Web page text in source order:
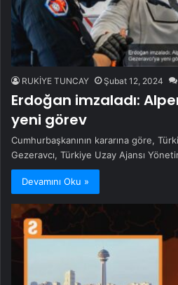
RUKİYE TUNCAY Şubat 12, 2024
Erdoğan imzaladı:
yeni görev
Cumhurbaşkanının kararına göre,
Gezeravcı, Türkiye Uzay Ajansı
Devamını Oku »